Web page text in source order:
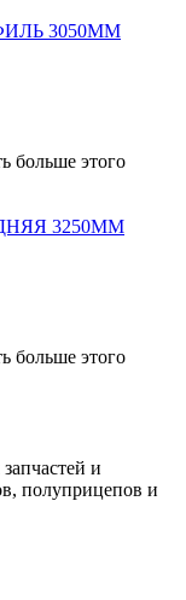
3050ММ
больше этого
3250ММ
больше этого
и
полуприцепов и